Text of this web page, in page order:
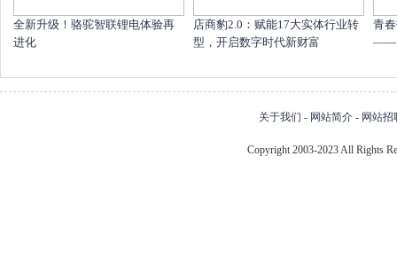
全新升级！骆驼智联锂电体验再
进化
店商豹2.0：赋能17大实体行业转
型，开启数字时代新财富
青
——
关于我们 - 网站简介 - 网站招
Copyright 2003-2023 All Rights